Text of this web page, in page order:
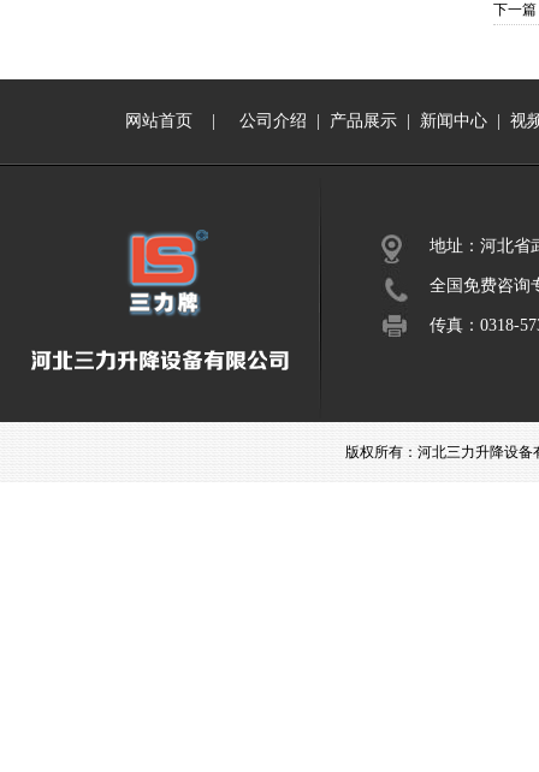
下一
网站首页 公司介绍 产品展示 新闻中心 视
地址：河北省
全国免费咨询
传真：0318-
版权所有：河北三力升降设